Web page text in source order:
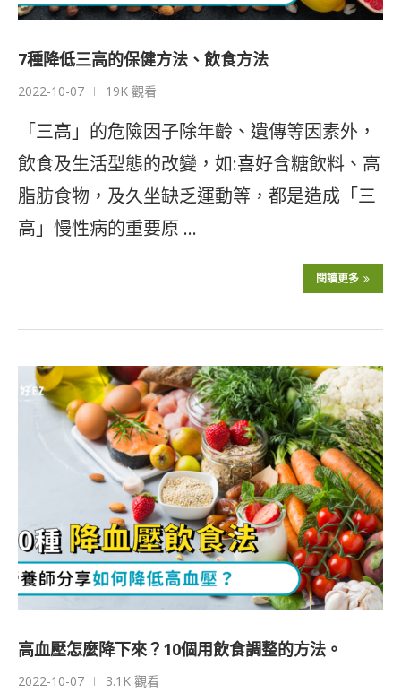
7種降低三高的保健方法、飲食方法
2022-10-07 19K 觀看
「三高」的危險因子除年齡、遺傳等因素外，
飲食及生活型態的改變，如:喜好含糖飲料、高
脂肪食物，及久坐缺乏運動等，都是造成「三
高」慢性病的重要原 …
閱讀更多
高血壓怎麼降下來？10個用飲食調整的方法。
2022-10-07 3.1K 觀看